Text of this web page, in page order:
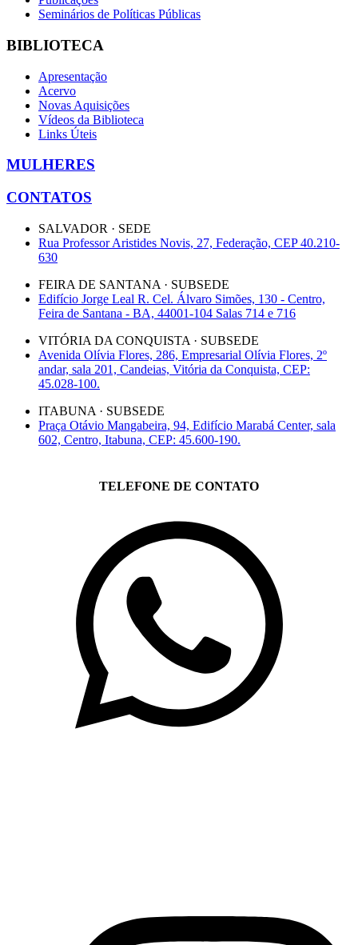
Seminários de Políticas Públicas
BIBLIOTECA
Apresentação
Acervo
Novas Aquisições
Vídeos da Biblioteca
Links Úteis
MULHERES
CONTATOS
SALVADOR · SEDE
Rua Professor Aristides Novis, 27, Federação, CEP 40.210-
630
FEIRA DE SANTANA · SUBSEDE
Edifício Jorge Leal R. Cel. Álvaro Simões, 130 - Centro,
Feira de Santana - BA, 44001-104 Salas 714 e 716
VITÓRIA DA CONQUISTA · SUBSEDE
Avenida Olívia Flores, 286, Empresarial Olívia Flores, 2º
andar, sala 201, Candeias, Vitória da Conquista, CEP:
45.028-100.
ITABUNA · SUBSEDE
Praça Otávio Mangabeira, 94, Edifício Marabá Center, sala
602, Centro, Itabuna, CEP: 45.600-190.
TELEFONE DE CONTATO